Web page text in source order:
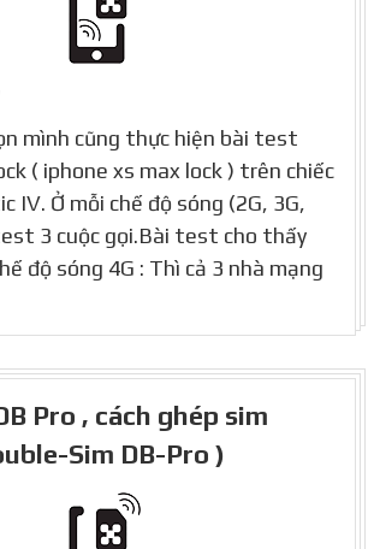
mình cũng thực hiện bài test
( iphone xs max lock ) trên chiếc
IV. Ở mỗi chế độ sóng (2G, 3G,
3 cuộc gọi.Bài test cho thấy
độ sóng 4G : Thì cả 3 nhà mạng
Pro , cách ghép sim
Sim DB-Pro )